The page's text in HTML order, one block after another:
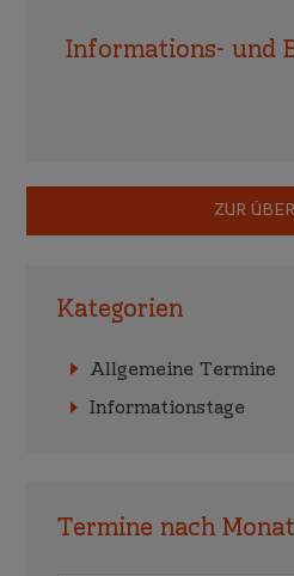
Informations- und
ZUR
Kategorien
Allgemeine Termine
Informationstage
Termine nach Monat